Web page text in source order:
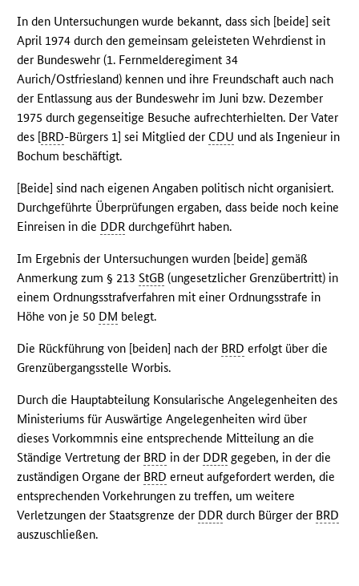
In den Untersuchungen wurde bekannt, dass sich [beide] seit
April 1974 durch den gemeinsam geleisteten Wehrdienst in
der Bundeswehr (1. Fernmelderegiment 34
Aurich/Ostfriesland) kennen und ihre Freundschaft auch nach
der Entlassung aus der Bundeswehr im Juni bzw. Dezember
1975 durch gegenseitige Besuche aufrechterhielten. Der Vater
des [BRD-Bürgers 1] sei Mitglied der CDU und als Ingenieur in
Bochum beschäftigt.
[Beide] sind nach eigenen Angaben politisch nicht organisiert.
Durchgeführte Überprüfungen ergaben, dass beide noch keine
Einreisen in die DDR durchgeführt haben.
Im Ergebnis der Untersuchungen wurden [beide] gemäß
Anmerkung zum § 213StGB (ungesetzlicher Grenzübertritt) in
einem Ordnungsstrafverfahren mit einer Ordnungsstrafe in
Höhe von je 50 DM belegt.
Die Rückführung von [beiden] nach der BRD erfolgt über die
Grenzübergangsstelle Worbis.
Durch die Hauptabteilung Konsularische Angelegenheiten des
Ministeriums für Auswärtige Angelegenheiten wird über
dieses Vorkommnis eine entsprechende Mitteilung an die
Ständige Vertretung der BRD in der DDR gegeben, in der die
zuständigen Organe der BRD erneut aufgefordert werden, die
entsprechenden Vorkehrungen zu treffen, um weitere
Verletzungen der Staatsgrenze der DDR durch Bürger der BRD
auszuschließen.